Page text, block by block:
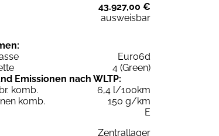
43.927,00 €
ausweisbar
Euro6d
4 (Green)
Emissionen nach WLTP:
komb.
6,4 l/100km
komb.
150 g/km
E
Zentrallager